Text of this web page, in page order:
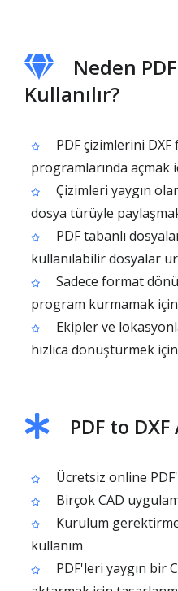
Neden
Kullanılır?
PDF çizimlerini DXF
programlarında açmak
Çizimleri yaygın
dosya türüyle
PDF tabanlı
kullanılabilir dosyalar
Sadece format
program kurmamak için
Ekipler ve
hızlıca dönüştürmek için
PDF to
Ücretsiz online
Birçok CAD
Kurulum
kullanım
PDF'leri yaygın bir